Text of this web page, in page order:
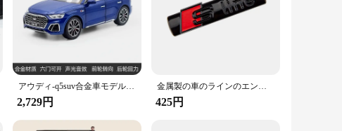
アウディ-q5suv合金車モデル,ダイキャストおよびおもちゃの車,金属車モデル,高シミュレーション,音と光の収集,1:24
2,729円
金属製の車のラインのエンブレム,アウディライン用のバッジ装飾,a1,a3,a4,a5,a6,a7,a8,q2,q3,q5,q7,q8,tt,s1、s3、rs5、rs6、rs7、3D、1個
425円